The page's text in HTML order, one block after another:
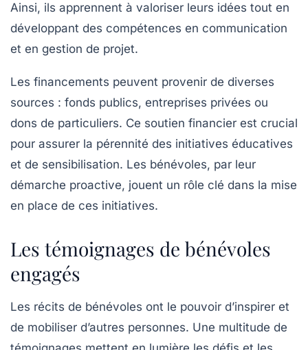
Ainsi, ils apprennent à valoriser leurs idées tout en
développant des compétences en communication
et en gestion de projet.
Les financements peuvent provenir de diverses
sources : fonds publics, entreprises privées ou
dons de particuliers. Ce soutien financier est crucial
pour assurer la pérennité des initiatives éducatives
et de sensibilisation. Les bénévoles, par leur
démarche proactive, jouent un rôle clé dans la mise
en place de ces initiatives.
Les témoignages de bénévoles
engagés
Les récits de bénévoles ont le pouvoir d’inspirer et
de mobiliser d’autres personnes. Une multitude de